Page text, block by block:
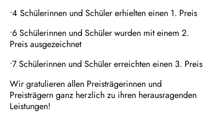
•4 Schülerinnen und Schüler erhielten einen 1. Preis
•6 Schülerinnen und Schüler wurden mit einem 2.
Preis ausgezeichnet
•7 Schülerinnen und Schüler erreichten einen 3. Preis
Wir gratulieren allen Preisträgerinnen und
Preisträgern ganz herzlich zu ihren herausragenden
Leistungen!